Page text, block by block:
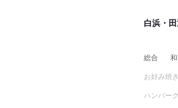
白浜・
総合
お好み焼
ハンバー